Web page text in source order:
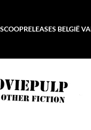
BELGIË